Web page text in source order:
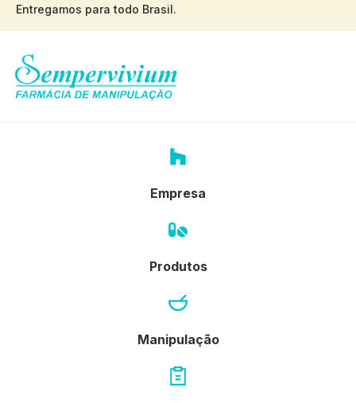
Entregamos para todo Brasil.
Empresa
Produtos
Manipulação